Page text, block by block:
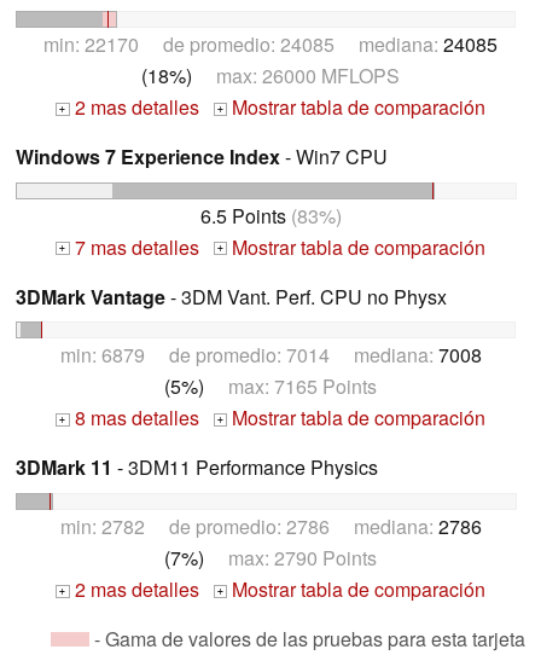
min: 22170 de promedio: 24085 mediana: 24085
(18%) max: 26000 MFLOPS
+ 2 mas detalles +
Mostrar tabla de comparación
Windows 7 Experience Index- Win7 CPU
6.5 Points(83%)
+ 7 mas detalles +
Mostrar tabla de comparación
3DMark Vantage- 3DM Vant. Perf. CPU no Physx
min: 6879 de promedio: 7014 mediana: 7008
(5%) max: 7165 Points
+ 8 mas detalles +
Mostrar tabla de comparación
3DMark 11 - 3DM11 Performance Physics
min: 2782 de promedio: 2786 mediana: 2786
(7%) max: 2790 Points
+ 2 mas detalles +
Mostrar tabla de comparación
- Gama de valores de las pruebas para esta tarjeta